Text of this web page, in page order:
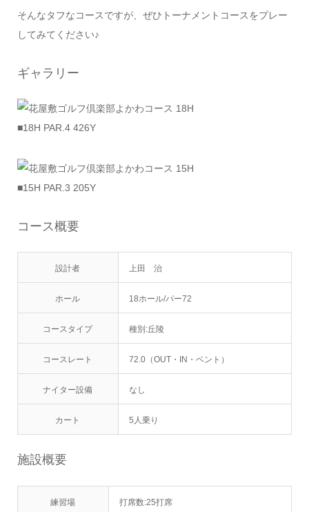
そんなタフなコースですが、ぜひトーナメントコースをプレー
してみてください♪
ギャラリー
■18H PAR.4 426Y
■15H PAR.3 205Y
コース概要
設計者 上田 治
ホール 18ホール/パー72
コースタイプ 種別:丘陵
コースレート 72.0（OUT・IN・ベント）
ナイター設備 なし
カート 5人乗り
施設概要
練習場 打席数:25打席